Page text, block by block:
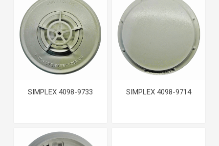
SIMPLEX 4098-9733 SIMPLEX 4098-9714